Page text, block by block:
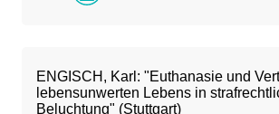
ENGISCH, Karl: "Euthanasie und
lebensunwerten Lebens in
Beluchtung" (Stuttgart)